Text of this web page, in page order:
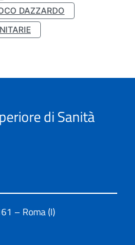
DAZZARDO
di Sanità
– Roma (I)